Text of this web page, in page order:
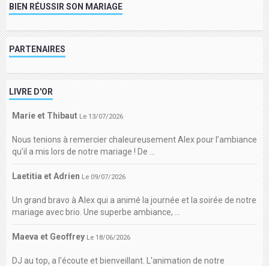
BIEN RÉUSSIR SON MARIAGE
PARTENAIRES
LIVRE D'OR
Marie et Thibaut Le 13/07/2026
Nous tenions à remercier chaleureusement Alex pour l’ambiance
qu’il a mis lors de notre mariage ! De ...
Laetitia et Adrien Le 09/07/2026
Un grand bravo à Alex qui a animé la journée et la soirée de notre
mariage avec brio. Une superbe ambiance, ...
Maeva et Geoffrey Le 18/06/2026
DJ au top, a l'écoute et bienveillant. L'animation de notre